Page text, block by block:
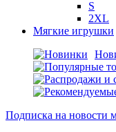
S
2XL
Мягкие игрушки
Подписка на новости